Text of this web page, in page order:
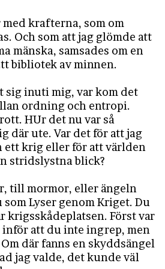
krafterna, som om
Och som att jag glömde att
mänska, samsades om en
bibliotek av minnen.
sig inuti mig, var kom det
ordning och entropi.
HUr det nu var så
där ute. Var det för att jag
ett krig eller för att världen
stridslystna blick?
till mormor, eller ängeln
som Lyser genom Kriget. Du
krigsskådeplatsen. Först var
inför att du inte ingrep, men
där fanns en skyddsängel
jag valde, det kunde väl